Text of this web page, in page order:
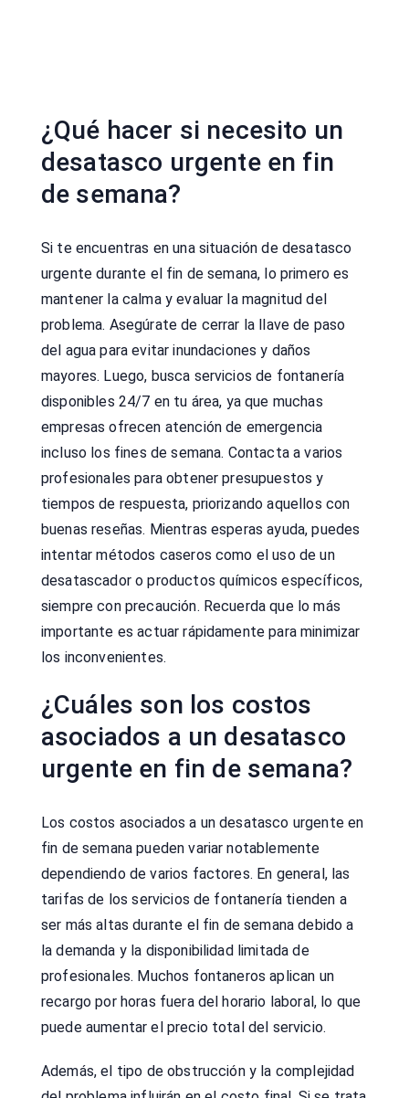
¿Qué hacer si necesito un
desatasco urgente en fin
de semana?
Si te encuentras en una situación de desatasco
urgente durante el fin de semana, lo primero es
mantener la calma y evaluar la magnitud del
problema. Asegúrate de cerrar la llave de paso
del agua para evitar inundaciones y daños
mayores. Luego, busca servicios de fontanería
disponibles 24/7 en tu área, ya que muchas
empresas ofrecen atención de emergencia
incluso los fines de semana. Contacta a varios
profesionales para obtener presupuestos y
tiempos de respuesta, priorizando aquellos con
buenas reseñas. Mientras esperas ayuda, puedes
intentar métodos caseros como el uso de un
desatascador o productos químicos específicos,
siempre con precaución. Recuerda que lo más
importante es actuar rápidamente para minimizar
los inconvenientes.
¿Cuáles son los costos
asociados a un desatasco
urgente en fin de semana?
Los costos asociados a un desatasco urgente en
fin de semana pueden variar notablemente
dependiendo de varios factores. En general, las
tarifas de los servicios de fontanería tienden a
ser más altas durante el fin de semana debido a
la demanda y la disponibilidad limitada de
profesionales. Muchos fontaneros aplican un
recargo por horas fuera del horario laboral, lo que
puede aumentar el precio total del servicio.
Además, el tipo de obstrucción y la complejidad